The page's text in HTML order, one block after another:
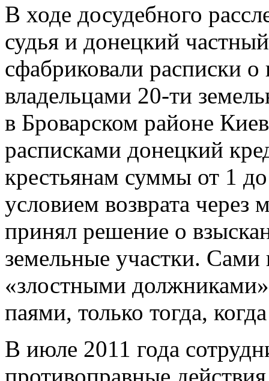
В ходе досудебного
судья и донецкий
сфабриковали расписки
владельцами 20-ти
в Броварском районе
расписками донецкий
крестьянам суммы от 1
условием возврата через
принял решение о
земельные участки.
«злостными
паями, только тогда,
В июле 2011 года
противоправные